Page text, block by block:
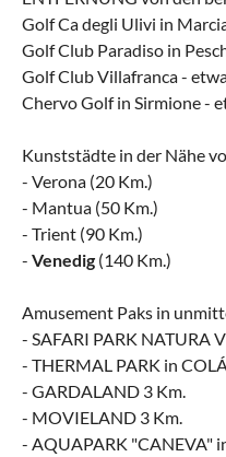
Golf Ca degli Ulivi in
Golf Club Paradiso in
Golf Club Villafranca -
Chervo Golf in Sirmione -
Kunststädte in der Nähe
- Verona (20 Km.)
- Mantua (50 Km.)
- Trient (90 Km.)
- Venedig (140 Km.)
Amusement Paks in
- SAFARI PARK NATURA
- THERMAL PARK in
- GARDALAND 3 Km.
- MOVIELAND 3 Km.
- AQUAPARK "CANEVA"